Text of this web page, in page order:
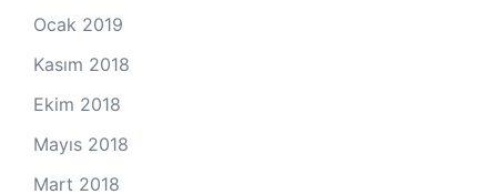
Ocak 2019
Kasım 2018
Ekim 2018
Mayıs 2018
Mart 2018